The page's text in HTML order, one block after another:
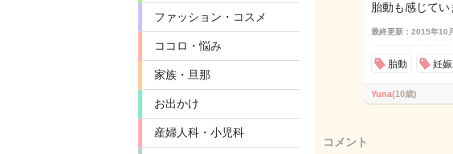
ファッション・コスメ
ココロ・悩み
家族・旦那
お出かけ
産婦人科・小児科
胎動も感じてい
最終更新：2015年10
胎動 妊
Yuna(10歳)
コメント